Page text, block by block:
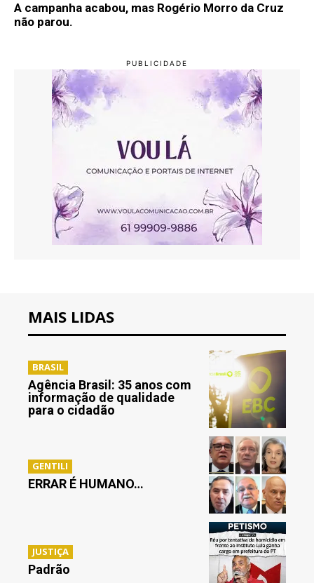
A campanha acabou, mas Rogério Morro da Cruz
não parou.
MAIS LIDAS
BRASIL
Agência Brasil: 35 anos com
informação de qualidade
para o cidadão
GENTILI
ERRAR É HUMANO…
JUSTIÇA
Padrão